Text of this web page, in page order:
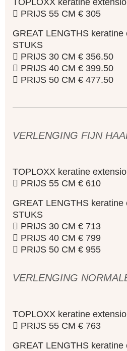
TOPLOXX keratine
 PRIJS 55 CM € 305
GREAT LENGTHS
STUKS
 PRIJS 30 CM € 356.50
 PRIJS 40 CM € 399.50
 PRIJS 50 CM € 477.50
VERLENGING FIJN
TOPLOXX keratine
 PRIJS 55 CM € 610
GREAT LENGTHS
STUKS
 PRIJS 30 CM € 713
 PRIJS 40 CM € 799
 PRIJS 50 CM € 955
VERLENGING
TOPLOXX keratine
 PRIJS 55 CM € 763
GREAT LENGTHS